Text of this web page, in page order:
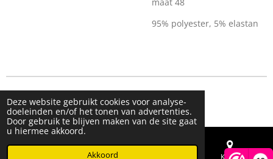
Deze website gebruikt cookies voor analyse-
doeleinden en/of het tonen van advertenties.
Door gebruik te blijven maken van de site gaat
u hiermee akkoord.
Akkoord
95% polyester, 5% elastan
© 2023 - 2026 Live & Shine
Powered byJouwWeb
Telefoonnummer Kaart